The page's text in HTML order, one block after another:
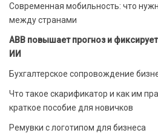
Современная мобильность: что
между странами
ABB повышает прогноз и
ИИ
Бухгалтерское сопровождение
Что такое скарификатор и как им
краткое пособие для новичков
Ремувки с логотипом для бизнеса